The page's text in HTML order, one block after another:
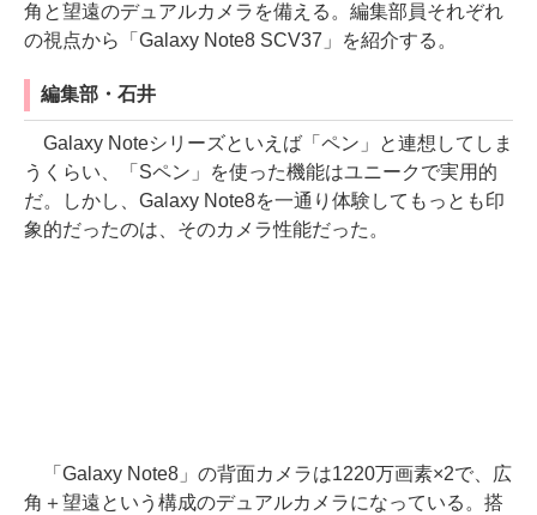
角と望遠のデュアルカメラを備える。編集部員それぞれ
の視点から「Galaxy Note8 SCV37」を紹介する。
編集部・石井
Galaxy Noteシリーズといえば「ペン」と連想してしま
うくらい、「Sペン」を使った機能はユニークで実用的
だ。しかし、Galaxy Note8を一通り体験してもっとも印
象的だったのは、そのカメラ性能だった。
「Galaxy Note8」の背面カメラは1220万画素×2で、広
角＋望遠という構成のデュアルカメラになっている。搭